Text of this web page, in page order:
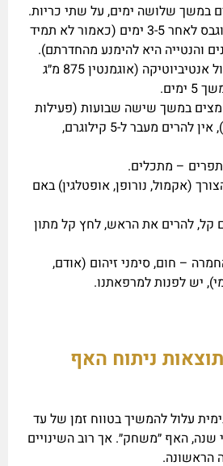
במשך שלושה ימים, על שתי כריות.
הסרת טמפונים וגבס לאחר 3-5 ימים (כאמור לא תמיד
והנטייה היא להימנע מהחדרתם).
על הפציינט ליטול אנטיביוטיקה (אוגמנטין 875 מ״ג
במשך שישה שבועות (פעילות
הכרוכה בחבלות), אין להרים מעבר ל-5 קילוגרם,
תפרים – מתכלים.
(אקמול, נורופן, אופטלגין) באם
קל, להרים את הראש, לחץ קל מתון
– חום, סימני זיהום (אודם,
יש לפנות למרפאתנו.
ניתוח האף
עלול להמשיך בטווח זמן של עד
שנה, האף ״משחק״. אך רוב השינויים
הראשונה.